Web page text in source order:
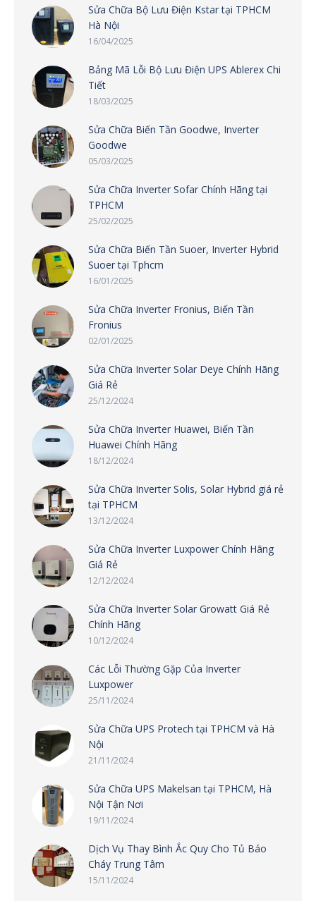
Sửa Chữa Bộ Lưu Điện Kstar tại TPHCM
Hà Nội
16/04/2025
Bảng Mã Lỗi Bộ Lưu Điện UPS Ablerex Chi
Tiết
18/03/2025
Sửa Chữa Biến Tần Goodwe, Inverter
Goodwe
05/03/2025
Sửa Chữa Inverter Sofar Chính Hãng tại
TPHCM
25/02/2025
Sửa Chữa Biến Tần Suoer, Inverter Hybrid
Suoer tại Tphcm
16/01/2025
Sửa Chữa Inverter Fronius, Biến Tần
Fronius
02/01/2025
Sửa Chữa Inverter Solar Deye Chính Hãng
Giá Rẻ
25/12/2024
Sửa Chữa Inverter Huawei, Biến Tần
Huawei Chính Hãng
18/12/2024
Sửa Chữa Inverter Solis, Solar Hybrid giá rẻ
tại TPHCM
13/12/2024
Sửa Chữa Inverter Luxpower Chính Hãng
Giá Rẻ
12/12/2024
Sửa Chữa Inverter Solar Growatt Giá Rẻ
Chính Hãng
10/12/2024
Các Lỗi Thường Gặp Của Inverter
Luxpower
25/11/2024
Sửa Chữa UPS Protech tại TPHCM và Hà
Nội
21/11/2024
Sửa Chữa UPS Makelsan tại TPHCM, Hà
Nội Tận Nơi
19/11/2024
Dịch Vụ Thay Bình Ắc Quy Cho Tủ Báo
Cháy Trung Tâm
15/11/2024